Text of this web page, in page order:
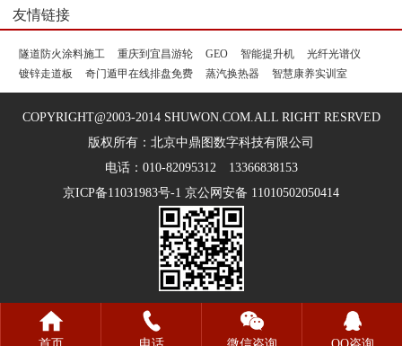
友情链接
隧道防火涂料施工 重庆到宜昌游轮 GEO 智能提升机
光纤光谱仪
镀锌走道板
奇门遁甲在线排盘免费 蒸汽换热器 智慧康养实训室
COPYRIGHT@2003-2014 SHUWON.COM.ALL RIGHT RESRVED
版权所有：北京中鼎图数字科技有限公司
电话：010-82095312 13366838153
京ICP备11031983号-1 京公网安备 11010502050414